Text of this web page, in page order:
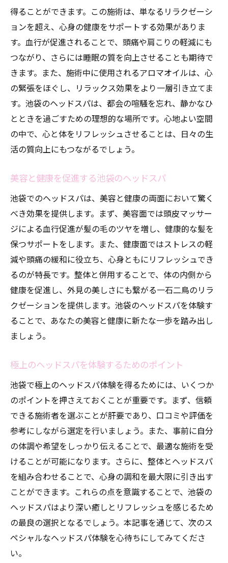
池袋での心身のリフレッシュ方法
池袋で極上のリラクゼーションを体感するヘッ
ドスパ
極上リラクゼーションを提供する池袋のヘ
ッドスパ
ヘッドスパで体感する究極のリラックス
池袋の特別なヒーリングスポット
リラクゼーションの新しいトレンド
池袋で贅沢な時間を過ごす方法
ドスパ
得ることができます。この施術は、単なるリラクゼーシ
ョンを超え、心身の健康をサポートする効果がありま
す。血行が促進されることで、頭痛や肩こりの軽減にも
つながり、さらには睡眠の質を向上させることも期待で
きます。また、施術中に使用されるアロマオイルは、心
の緊張をほぐし、リラックス効果をより一層引き立てま
す。池袋のヘッドスパは、都会の喧騒を忘れ、静かなひ
とときを過ごすための理想的な場所です。心地よい空間
の中で、心と体をリフレッシュさせることは、日々の生
活の質向上にもつながるでしょう。
美容と健康を促進する池袋のヘッドスパ
池袋でのヘッドスパは、美容と健康の両面において驚く
べき効果を提供します。まず、美容面では頭皮マッサー
ジによる血行促進が髪の毛のツヤを増し、健康的な髪を
保つサポートをします。また、健康面ではストレスの軽
減や頭痛の緩和に役立ち、心身ともにリフレッシュでき
るのが特長です。整体と併用することで、体の内側から
健康を促進し、外見の美しさにも繋がる一石二鳥のリラ
クゼーションを提供します。池袋のヘッドスパを体験す
ることで、あなたの美容と健康に新たな一歩を踏み出し
ましょう。
極上のヘッドスパを体験するためのポイント
池袋で極上のヘッドスパ体験を得るためには、いくつか
のポイントを押さえておくことが重要です。まず、信頼
できる施術者を選ぶことが肝要であり、口コミや評価を
参考にしながら選定を行いましょう。また、事前に自分
の体調や希望をしっかり伝えることで、最適な施術を受
けることが可能になります。さらに、整体とヘッドスパ
を組み合わせることで、心身の調和を最大限に引き出す
ことができます。これらの点を意識することで、池袋の
ヘッドスパはより深い癒しとリフレッシュを感じるため
の最良の選択となるでしょう。本記事を通じて、次のス
ペシャルなヘッドスパ体験を心待ちにしてみてくださ
い。